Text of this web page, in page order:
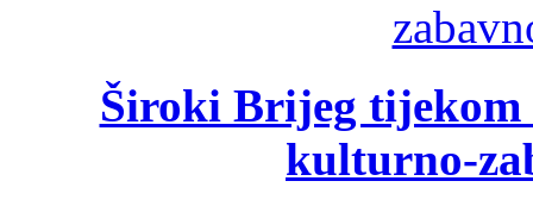
Široki Brijeg tijekom
kulturno-